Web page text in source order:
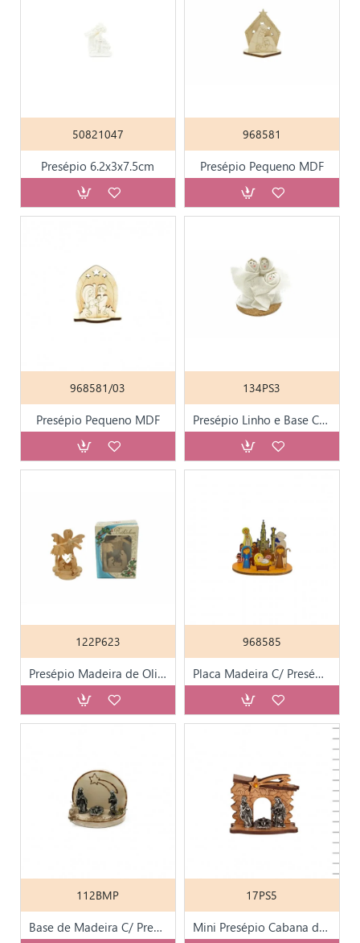
50821047
Presépio 6.2x3x7.5cm
968581
Presépio Pequeno MDF
968581/03
Presépio Pequeno MDF
134PS3
Presépio Linho e Base Cortiça Médio
122P623
Presépio Madeira de Oliveira Anjo C/ Cx. 6x8cm
968585
Placa Madeira C/ Presépio e Fátima Colorida
112BMP
Base de Madeira C/ Presépio
17PS5
Mini Presépio Cabana de Madeira